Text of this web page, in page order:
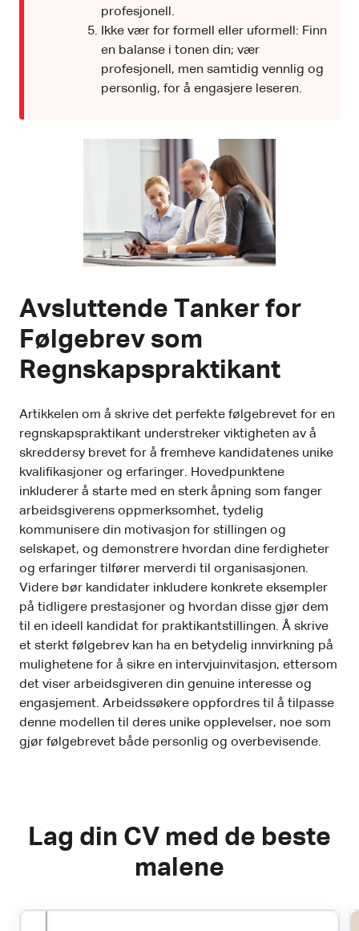
profesjonell.
Ikke vær for formell eller uformell: Finn
en balanse i tonen din; vær
profesjonell, men samtidig vennlig og
personlig, for å engasjere leseren.
Avsluttende Tanker for
Følgebrev som
Regnskapspraktikant
Artikkelen om å skrive det perfekte følgebrevet for en
regnskapspraktikant understreker viktigheten av å
skreddersy brevet for å fremheve kandidatenes unike
kvalifikasjoner og erfaringer. Hovedpunktene
inkluderer å starte med en sterk åpning som fanger
arbeidsgiverens oppmerksomhet, tydelig
kommunisere din motivasjon for stillingen og
selskapet, og demonstrere hvordan dine ferdigheter
og erfaringer tilfører merverdi til organisasjonen.
Videre bør kandidater inkludere konkrete eksempler
på tidligere prestasjoner og hvordan disse gjør dem
til en ideell kandidat for praktikantstillingen. Å skrive
et sterkt følgebrev kan ha en betydelig innvirkning på
mulighetene for å sikre en intervjuinvitasjon, ettersom
det viser arbeidsgiveren din genuine interesse og
engasjement. Arbeidssøkere oppfordres til å tilpasse
denne modellen til deres unike opplevelser, noe som
gjør følgebrevet både personlig og overbevisende.
Lag din CV med de beste
malene